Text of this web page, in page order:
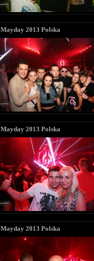
Mayday 2013 Polska
Mayday 2013 Polska
Mayday 2013 Polska